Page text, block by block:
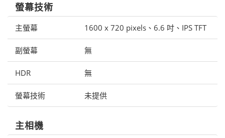
螢幕技術
主螢幕 1600 x 720 pixels、6.6 吋、IPS TFT
副螢幕 無
HDR 無
螢幕技術 未提供
主相機